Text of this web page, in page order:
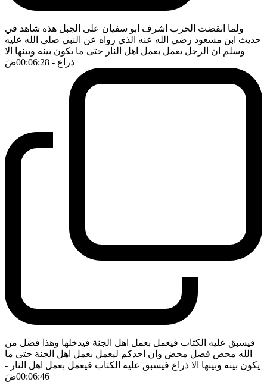
ولما انقضت الحرب اشرف ابو سفيان على الجبل هذه شاهد في
حديث ابن مسعود رضي الله عنه الذي رواه عن النبي صلى الله عليه
وسلم ان الرجل يعمل بعمل اهل النار حتى ما يكون بينه وبينها الا
ذراع - 00:06:28 ضَ
فيسبق عليه الكتاب فيعمل بعمل اهل الجنة فيدخلها وهذا فضل من
الله محض فضل محض وان احدكم ليعمل بعمل اهل الجنة حتى ما
يكون بينه وبينها الا ذراع فيسبق عليه الكتاب فيعمل بعمل اهل النار -
00:06:46ضَ